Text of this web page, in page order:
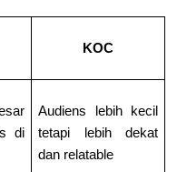
KOC
di
Audiens lebih kecil
tetapi lebih dekat
dan relatable